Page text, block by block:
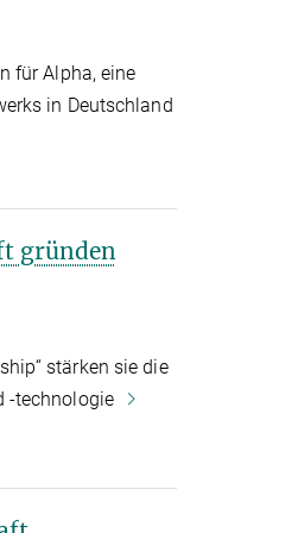
für Alpha, eine
in Deutschland
gründen
stärken sie die
-technologie